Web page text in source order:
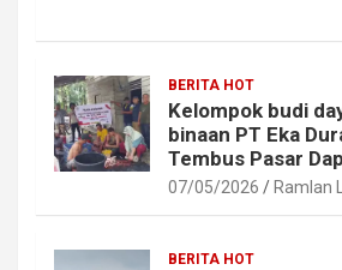
BERITA HOT
Kelompok budi
binaan PT Eka
Tembus Pasar
07/05/2026 Ramlan
BERITA HOT